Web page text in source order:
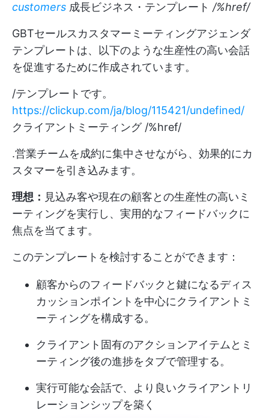
customers 成長ビジネス・テンプレート /%href/
GBTセールスカスタマーミーティングアジェンダ
テンプレートは、以下のような生産性の高い会話
を促進するために作成されています。
/テンプレートです。
https://clickup.com/ja/blog/115421/undefined/
クライアントミーティング /%href/
.営業チームを成約に集中させながら、効果的にカ
スタマーを引き込みます。
理想： 見込み客や現在の顧客との生産性の高いミ
ーティングを実行し、実用的なフィードバックに
焦点を当てます。
このテンプレートを検討することができます：
顧客からのフィードバックと鍵になるディス
カッションポイントを中心にクライアントミ
ーティングを構成する。
クライアント固有のアクションアイテムとミ
ーティング後の進捗をタブで管理する。
実行可能な会話で、より良いクライアントリ
レーションシップを築く